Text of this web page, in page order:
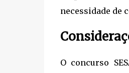
necessidade de
O concurso